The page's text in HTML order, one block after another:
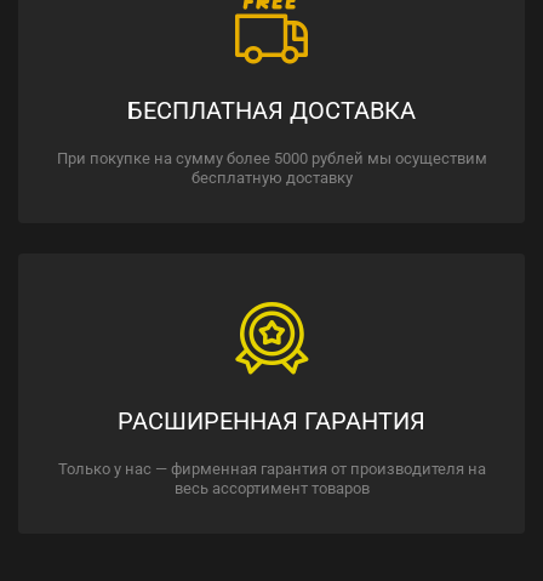
БЕСПЛАТНАЯ ДОСТАВКА
При покупке на сумму более 5000 рублей мы осуществим
бесплатную доставку
РАСШИРЕННАЯ ГАРАНТИЯ
Только у нас — фирменная гарантия от производителя на
весь ассортимент товаров